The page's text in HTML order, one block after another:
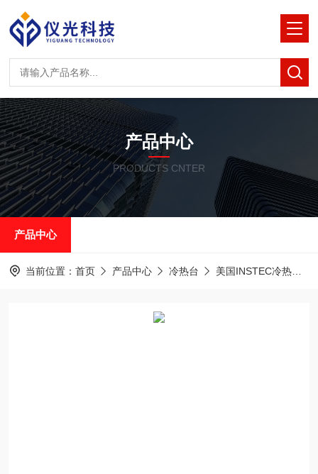
产品中心
PRODUCTS CNTER
产品中心
当前位置： 首页 产品中心 冷热台 美国INSTEC冷热台